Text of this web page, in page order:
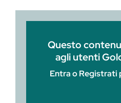
Questo
agli utenti
Entra o Registrati